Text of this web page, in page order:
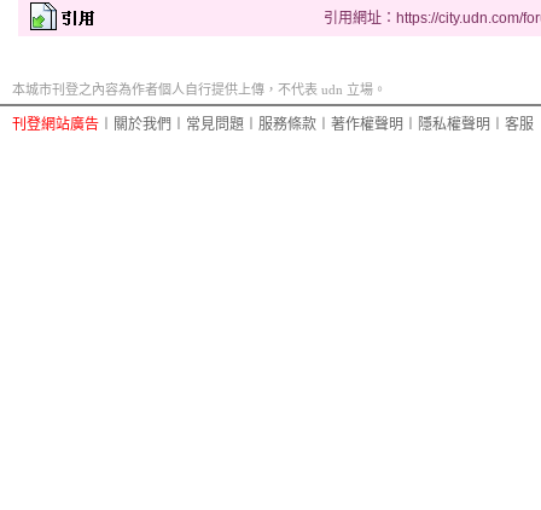
引用網址：https://city.udn.com/
本城市刊登之內容為作者個人自行提供上傳，不代表 udn 立場。
刊登網站廣告 關於我們 常見問題 服務條款 著作權聲明 隱私權聲明 客服